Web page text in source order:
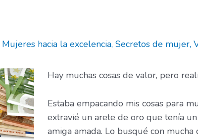
Mujeres hacia la excelencia, Secretos de mujer,
Hay muchas cosas de valor, pero
Estaba empacando mis cosas para
extravié un arete de oro que tenía
amiga amada. Lo busqué con